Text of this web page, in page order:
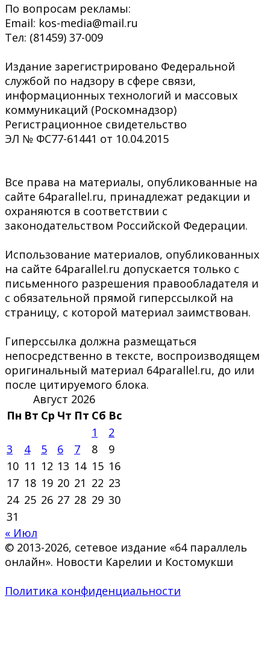
По вопросам рекламы:
Email: kos-media@mail.ru
Тел: (81459) 37-009
Издание зарегистрировано Федеральной
службой по надзору в сфере связи,
информационных технологий и массовых
коммуникаций (Роскомнадзор)
Регистрационное свидетельство
ЭЛ № ФС77-61441 от 10.04.2015
Все права на материалы, опубликованные на
сайте 64parallel.ru, принадлежат редакции и
охраняются в соответствии с
законодательством Российской Федерации.
Использование материалов, опубликованных
на сайте 64parallel.ru допускается только с
письменного разрешения правообладателя и
с обязательной прямой гиперссылкой на
страницу, с которой материал заимствован.
Гиперссылка должна размещаться
непосредственно в тексте, воспроизводящем
оригинальный материал 64parallel.ru, до или
после цитируемого блока.
Август 2026
Пн Вт Ср Чт Пт Сб Вс
1
2
3
4 5 6 7 8
9
10 11 12 13 14 15 16
17 18 19 20 21 22 23
24 25 26 27 28 29 30
31
« Июл
© 2013-2026, сетевое издание «64 параллель
онлайн». Новости Карелии и Костомукши
Политика конфиденциальности